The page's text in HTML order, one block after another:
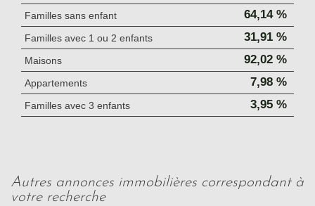
Familles sans enfant 64,14 %
Familles avec 1 ou 2 enfants 31,91 %
Maisons 92,02 %
Appartements 7,98 %
Familles avec 3 enfants 3,95 %
autres annonces immobilières correspondant à
votre recherche